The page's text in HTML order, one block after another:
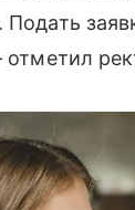
. Подать